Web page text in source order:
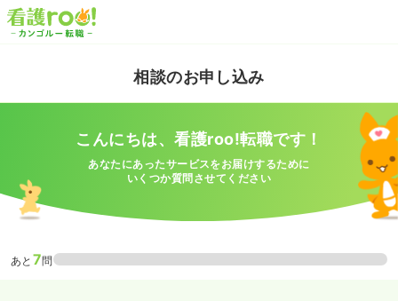
相談のお申し込み
こんにちは、看護roo!転職です！
あなたにあったサービスをお届けするために
いくつか質問させてください
あと 7問